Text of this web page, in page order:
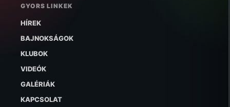
GYORS LINKEK
HÍREK
BAJNOKSÁGOK
KLUBOK
VIDEÓK
GALÉRIÁK
KAPCSOLAT